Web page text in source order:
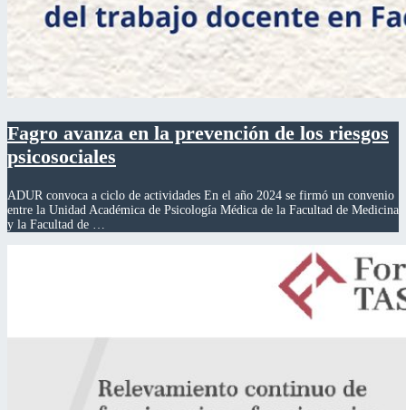
Fagro avanza en la prevención de los riesgos
psicosociales
ADUR convoca a ciclo de actividades En el año 2024 se firmó un convenio
entre la Unidad Académica de Psicología Médica de la Facultad de Medicina
y la Facultad de …